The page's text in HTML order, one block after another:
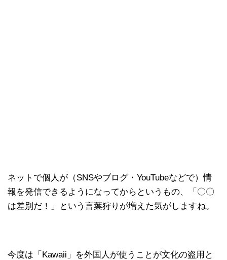
ネットで個人が（SNSやブログ・YouTubeなどで）情
報を発信できるようになってからというもの、「〇〇
は差別だ！」という言葉狩りが増えた気がしますね。
今度は「Kawaii」を外国人が使うことが文化の盗用と